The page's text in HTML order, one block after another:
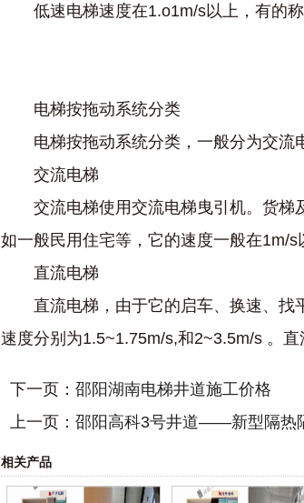
低速电梯速度在1.o1m/s以上，有的称
电梯按拖动系统分类
电梯按拖动系统分类，一般分为交流电
交流电梯
交流电梯使用交流电梯曳引机。货梯及
如一般民用住宅等，它的速度一般在1m/s
直流电梯
直流电梯，由于它的启车、换速、找平
速度分别为1.5~1.75m/s,和2~3.5m/s 。
下一页： 邵阳湖南电梯井道施工价格
上一页： 邵阳高科3号井道——新型隔热
相关产品